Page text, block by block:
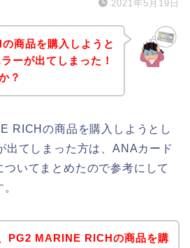
2021年5月19日
商品を購入しようと
ーが出てしまった！
？
RICHの商品を購入しようとし
出てしまった方は、ANAカード
いてまとめたので参考にして
PG2 MARINE RICHの商品を購